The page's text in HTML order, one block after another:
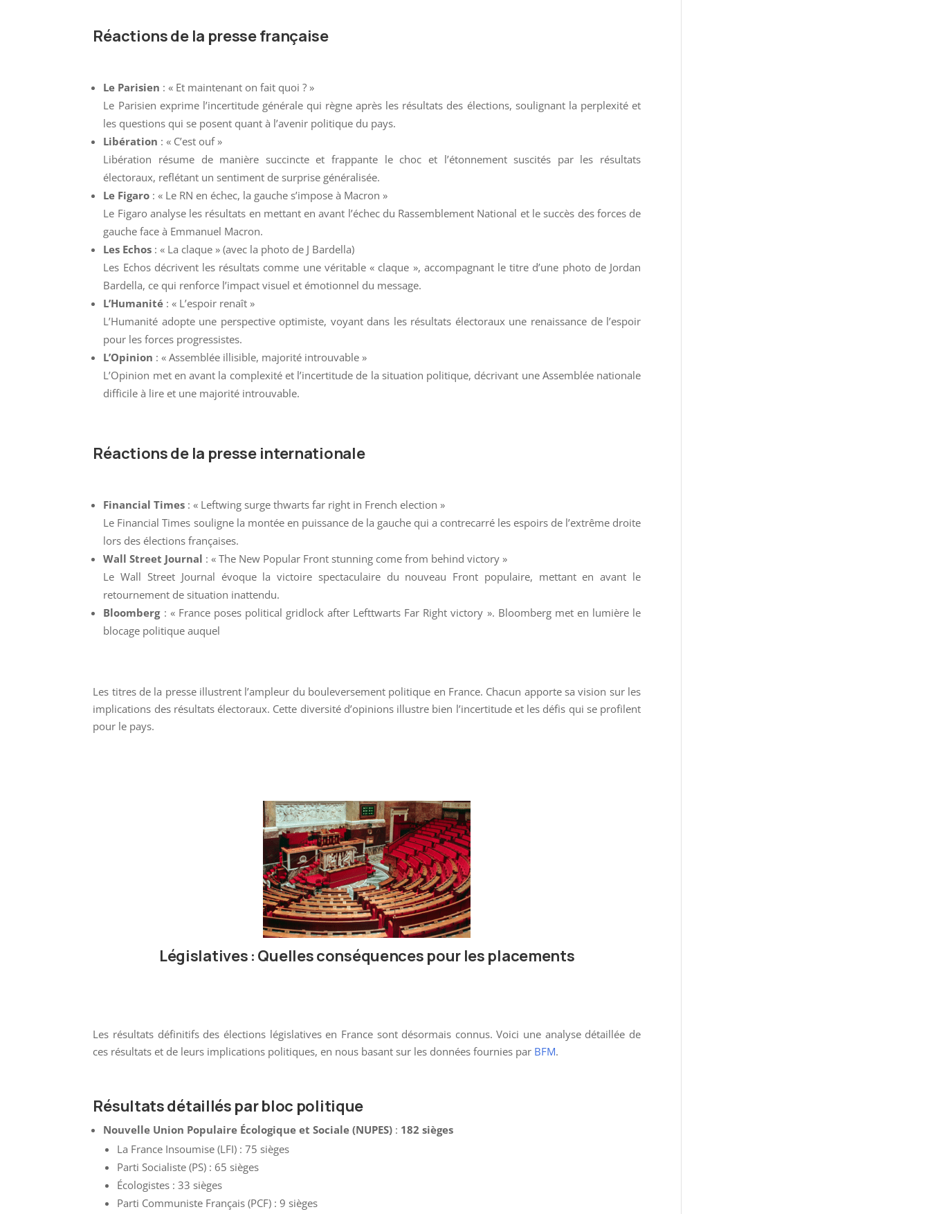
Réactions de la presse française
Le Parisien : « Et maintenant on fait quoi ? »
Le Parisien exprime l’incertitude générale qui règne après les résultats des élections, soulignant la perplexité et
les questions qui se posent quant à l’avenir politique du pays.
Libération : « C’est ouf »
Libération résume de manière succincte et frappante le choc et l’étonnement suscités par les résultats
électoraux, reflétant un sentiment de surprise généralisée.
Le Figaro : « Le RN en échec, la gauche s’impose à Macron »
Le Figaro analyse les résultats en mettant en avant l’échec du Rassemblement National et le succès des forces de
gauche face à Emmanuel Macron.
Les Echos : « La claque » (avec la photo de J Bardella)
Les Echos décrivent les résultats comme une véritable « claque », accompagnant le titre d’une photo de Jordan
Bardella, ce qui renforce l’impact visuel et émotionnel du message.
L’Humanité : « L’espoir renaît »
L’Humanité adopte une perspective optimiste, voyant dans les résultats électoraux une renaissance de l’espoir
pour les forces progressistes.
L’Opinion : « Assemblée illisible, majorité introuvable »
L’Opinion met en avant la complexité et l’incertitude de la situation politique, décrivant une Assemblée nationale
difficile à lire et une majorité introuvable.
Réactions de la presse internationale
Financial Times : « Leftwing surge thwarts far right in French election »
Le Financial Times souligne la montée en puissance de la gauche qui a contrecarré les espoirs de l’extrême droite
lors des élections françaises.
Wall Street Journal : « The New Popular Front stunning come from behind victory »
Le Wall Street Journal évoque la victoire spectaculaire du nouveau Front populaire, mettant en avant le
retournement de situation inattendu.
Bloomberg: « France poses political gridlock after Lefttwarts Far Right victory ». Bloomberg met en lumière le
blocage politique auquel
Les titres de la presse illustrent l’ampleur du bouleversement politique en France. Chacun apporte sa vision sur les
implications des résultats électoraux. Cette diversité d’opinions illustre bien l’incertitude et les défis qui se profilent
pour le pays.
Législatives : Quelles conséquences pour les placements
Les résultats définitifs des élections législatives en France sont désormais connus. Voici une analyse détaillée de
ces résultats et de leurs implications politiques, en nous basant sur les données fournies par BFM.
Résultats détaillés par bloc politique
Nouvelle Union Populaire Écologique et Sociale (NUPES) : 182 sièges
La France Insoumise (LFI) : 75 sièges
Parti Socialiste (PS) : 65 sièges
Écologistes : 33 sièges
Parti Communiste Français (PCF) : 9 sièges